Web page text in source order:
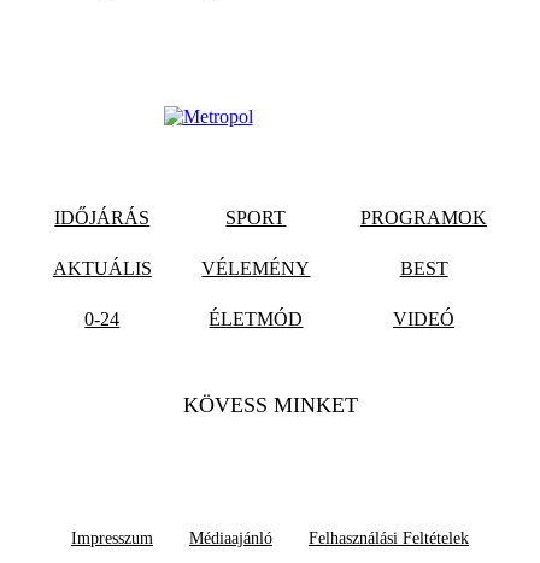
IDŐJÁRÁS SPORT PROGRAMOK
AKTUÁLIS VÉLEMÉNY BEST
0-24 ÉLETMÓD VIDEÓ
KÖVESS MINKET
Impresszum Médiaajánló Felhasználási Feltételek